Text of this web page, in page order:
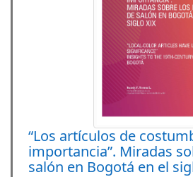
“Los artículos de
importancia”. Miradas
salón en Bogotá en el